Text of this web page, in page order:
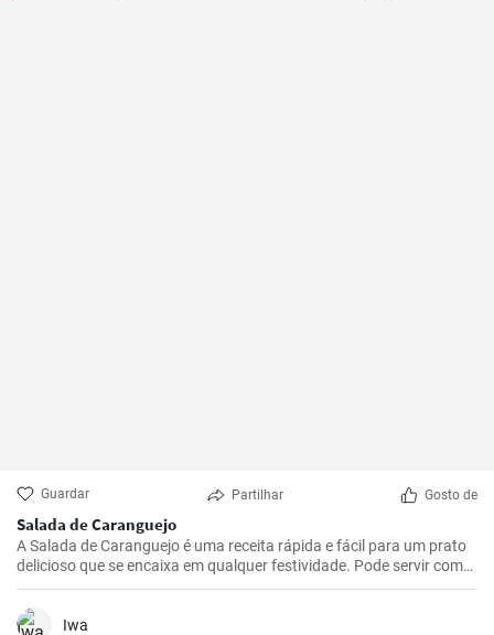
Guardar Partilhar Gosto de
Salada de Caranguejo
A Salada de Caranguejo é uma receita rápida e fácil para um prato
delicioso que se encaixa em qualquer festividade. Pode servir como
entrada ou prato principal.
Iwa